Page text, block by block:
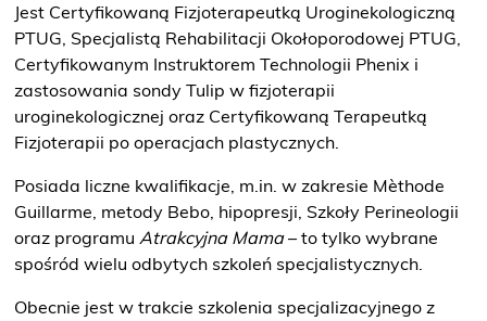
Jest Certyfikowaną Fizjoterapeutką Uroginekologiczną
PTUG, Specjalistą Rehabilitacji Okołoporodowej PTUG,
Certyfikowanym Instruktorem Technologii Phenix i
zastosowania sondy Tulip w fizjoterapii
uroginekologicznej oraz Certyfikowaną Terapeutką
Fizjoterapii po operacjach plastycznych.
Posiada liczne kwalifikacje, m.in. w zakresie Mèthode
Guillarme, metody Bebo, hipopresji, Szkoły Perineologii
oraz programuAtrakcyjna Mama– to tylko wybrane
spośród wielu odbytych szkoleń specjalistycznych.
Obecnie jest w trakcie szkolenia specjalizacyjnego z